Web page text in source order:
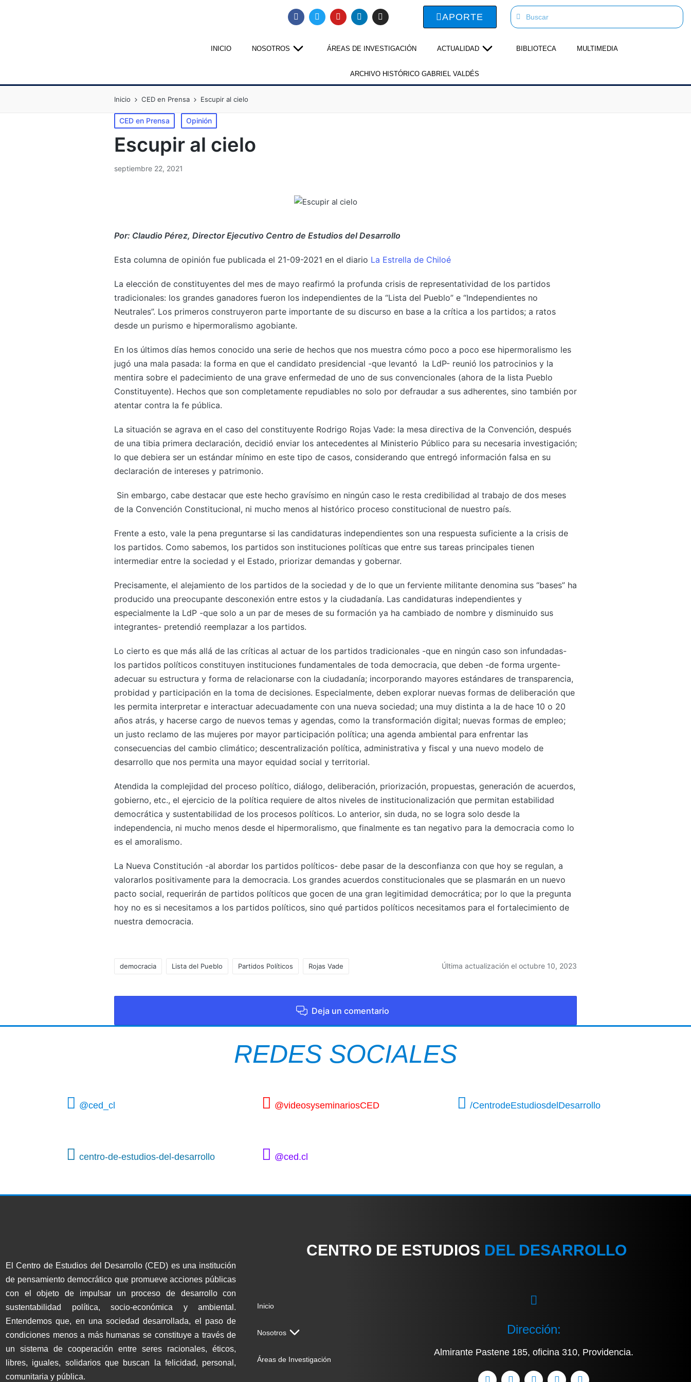
APORTE
INICIO NOSOTROS ÁREAS DE INVESTIGACIÓN ACTUALIDAD BIBLIOTECA MULTIMEDIA
ARCHIVO HISTÓRICO GABRIEL VALDÉS
Inicio CED en Prensa Escupir al cielo
CED en Prensa Opinión
Escupir al cielo
septiembre 22, 2021
Por: Claudio Pérez, Director Ejecutivo Centro de Estudios del Desarrollo
Esta columna de opinión fue publicada el 21-09-2021 en el diario La Estrella de Chiloé
La elección de constituyentes del mes de mayo reafirmó la profunda crisis de representatividad de los partidos
tradicionales: los grandes ganadores fueron los independientes de la “Lista del Pueblo” e “Independientes no
Neutrales”. Los primeros construyeron parte importante de su discurso en base a la crítica a los partidos; a ratos
desde un purismo e hipermoralismo agobiante.
En los últimos días hemos conocido una serie de hechos que nos muestra cómo poco a poco ese hipermoralismo les
jugó una mala pasada: la forma en que el candidato presidencial -que levantó la LdP- reunió los patrocinios y la
mentira sobre el padecimiento de una grave enfermedad de uno de sus convencionales (ahora de la lista Pueblo
Constituyente). Hechos que son completamente repudiables no solo por defraudar a sus adherentes, sino también por
atentar contra la fe pública.
La situación se agrava en el caso del constituyente Rodrigo Rojas Vade: la mesa directiva de la Convención, después
de una tibia primera declaración, decidió enviar los antecedentes al Ministerio Público para su necesaria investigación;
lo que debiera ser un estándar mínimo en este tipo de casos, considerando que entregó información falsa en su
declaración de intereses y patrimonio.
Sin embargo, cabe destacar que este hecho gravísimo en ningún caso le resta credibilidad al trabajo de dos meses
de la Convención Constitucional, ni mucho menos al histórico proceso constitucional de nuestro país.
Frente a esto, vale la pena preguntarse si las candidaturas independientes son una respuesta suficiente a la crisis de
los partidos. Como sabemos, los partidos son instituciones políticas que entre sus tareas principales tienen
intermediar entre la sociedad y el Estado, priorizar demandas y gobernar.
Precisamente, el alejamiento de los partidos de la sociedad y de lo que un ferviente militante denomina sus “bases” ha
producido una preocupante desconexión entre estos y la ciudadanía. Las candidaturas independientes y
especialmente la LdP -que solo a un par de meses de su formación ya ha cambiado de nombre y disminuido sus
integrantes- pretendió reemplazar a los partidos.
Lo cierto es que más allá de las críticas al actuar de los partidos tradicionales -que en ningún caso son infundadas-
los partidos políticos constituyen instituciones fundamentales de toda democracia, que deben -de forma urgente-
adecuar su estructura y forma de relacionarse con la ciudadanía; incorporando mayores estándares de transparencia,
probidad y participación en la toma de decisiones. Especialmente, deben explorar nuevas formas de deliberación que
les permita interpretar e interactuar adecuadamente con una nueva sociedad; una muy distinta a la de hace 10 o 20
años atrás, y hacerse cargo de nuevos temas y agendas, como la transformación digital; nuevas formas de empleo;
un justo reclamo de las mujeres por mayor participación política; una agenda ambiental para enfrentar las
consecuencias del cambio climático; descentralización política, administrativa y fiscal y una nuevo modelo de
desarrollo que nos permita una mayor equidad social y territorial.
Atendida la complejidad del proceso político, diálogo, deliberación, priorización, propuestas, generación de acuerdos,
gobierno, etc., el ejercicio de la política requiere de altos niveles de institucionalización que permitan estabilidad
democrática y sustentabilidad de los procesos políticos. Lo anterior, sin duda, no se logra solo desde la
independencia, ni mucho menos desde el hipermoralismo, que finalmente es tan negativo para la democracia como lo
es el amoralismo.
La Nueva Constitución -al abordar los partidos políticos- debe pasar de la desconfianza con que hoy se regulan, a
valorarlos positivamente para la democracia. Los grandes acuerdos constitucionales que se plasmarán en un nuevo
pacto social, requerirán de partidos políticos que gocen de una gran legitimidad democrática; por lo que la pregunta
hoy no es si necesitamos a los partidos políticos, sino qué partidos políticos necesitamos para el fortalecimiento de
nuestra democracia.
democracia Lista del Pueblo Partidos Políticos Rojas Vade Última actualización el octubre 10, 2023
Deja un comentario
REDES SOCIALES
@ced_cl @videosyseminariosCED /CentrodeEstudiosdelDesarrollo
centro-de-estudios-del-desarrollo @ced.cl
El Centro de Estudios del Desarrollo (CED) es una institución
de pensamiento democrático que promueve acciones públicas
con el objeto de impulsar un proceso de desarrollo con
sustentabilidad política, socio-económica y ambiental.
Entendemos que, en una sociedad desarrollada, el paso de
condiciones menos a más humanas se constituye a través de
un sistema de cooperación entre seres racionales, éticos,
libres, iguales, solidarios que buscan la felicidad, personal,
comunitaria y pública.
CENTRO DE ESTUDIOS DEL DESARROLLO
Inicio
Nosotros
Áreas de Investigación
Dirección:
Almirante Pastene 185, oficina 310, Providencia.